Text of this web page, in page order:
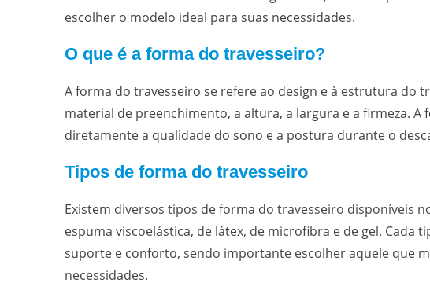
escolher o modelo ideal para suas necessidades.
O que é a forma do travesseiro?
A forma do travesseiro se refere ao design e à estrutura do
material de preenchimento, a altura, a largura e a firmeza.
diretamente a qualidade do sono e a postura durante o
Tipos de forma do travesseiro
Existem diversos tipos de forma do travesseiro disponíveis
espuma viscoelástica, de látex, de microfibra e de gel. Cada
suporte e conforto, sendo importante escolher aquele que
necessidades.